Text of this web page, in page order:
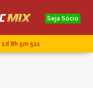
Seja Sócio
1d 8h 5m 51s